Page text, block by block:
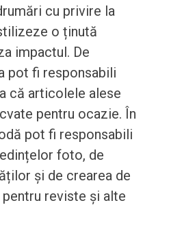
cu privire la
o ținută
impactul. De
pot fi responsabili
că articolele alese
pentru ocazie. În
pot fi responsabili
foto, de
și de crearea de
reviste și alte